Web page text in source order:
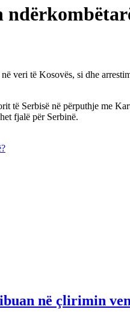
veri të Kosovës, si dhe
të Serbisë në përputhje me
fjalë për Serbinë.
në çlirimin